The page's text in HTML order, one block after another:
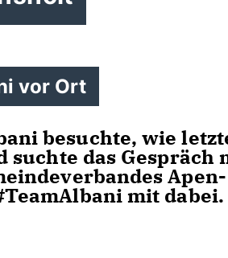
vor Ort
besuchte, wie
suchte das Gespräch
Apen-
mit dabei.